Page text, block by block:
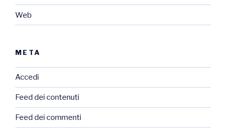
Web
META
Accedi
Feed dei contenuti
Feed dei commenti